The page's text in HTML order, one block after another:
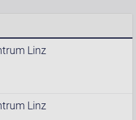
Linz
Linz